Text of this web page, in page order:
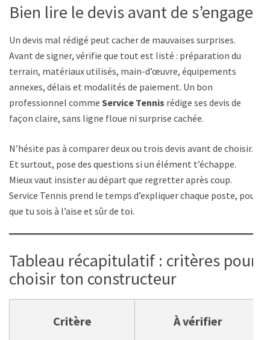
Bien lire le devis avant de s’engager
Un devis mal rédigé peut cacher de mauvaises surprises.
Avant de signer, vérifie que tout est listé : préparation du
terrain, matériaux utilisés, main-d’œuvre, équipements
annexes, délais et modalités de paiement. Un bon
professionnel comme Service Tennis rédige ses devis de
façon claire, sans ligne floue ni surprise cachée.
N’hésite pas à comparer deux ou trois devis avant de choisir.
Et surtout, pose des questions si un élément t’échappe.
Mieux vaut insister au départ que regretter après coup.
Service Tennis prend le temps d’expliquer chaque poste, pour
que tu sois à l’aise et sûr de toi.
Tableau récapitulatif : critères pour
choisir ton constructeur
Critère À vérifier